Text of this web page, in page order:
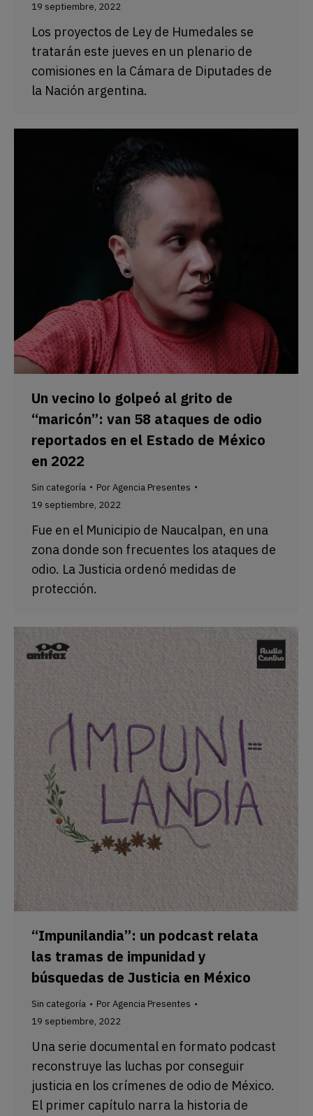
19 septiembre, 2022
Los proyectos de Ley de Humedales se
tratarán este jueves en un plenario de
comisiones en la Cámara de Diputades de
la Nación argentina.
Un vecino lo golpeó al grito de
“maricón”: van 58 ataques de odio
reportados en el Estado de México
en 2022
Sin categoría PorAgencia Presentes
19 septiembre, 2022
Fue en el Municipio de Naucalpan, en una
zona donde son frecuentes los ataques de
odio. La Justicia ordenó medidas de
protección.
“Impunilandia”: un podcast relata
las tramas de impunidad y
búsquedas de Justicia en México
Sin categoría PorAgencia Presentes
19 septiembre, 2022
Una serie documental en formato podcast
reconstruye las luchas por conseguir
justicia en los crímenes de odio de México.
El primer capítulo narra la historia de